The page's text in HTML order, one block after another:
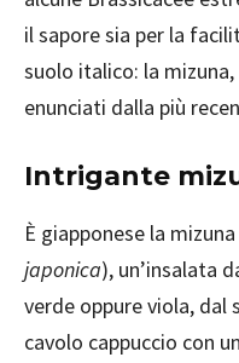
il sapore sia per la
suolo italico: la
enunciati dalla più
Intrigante
È giapponese la mizuna
japonica), un’insalata
verde oppure viola, dal
cavolo cappuccio con